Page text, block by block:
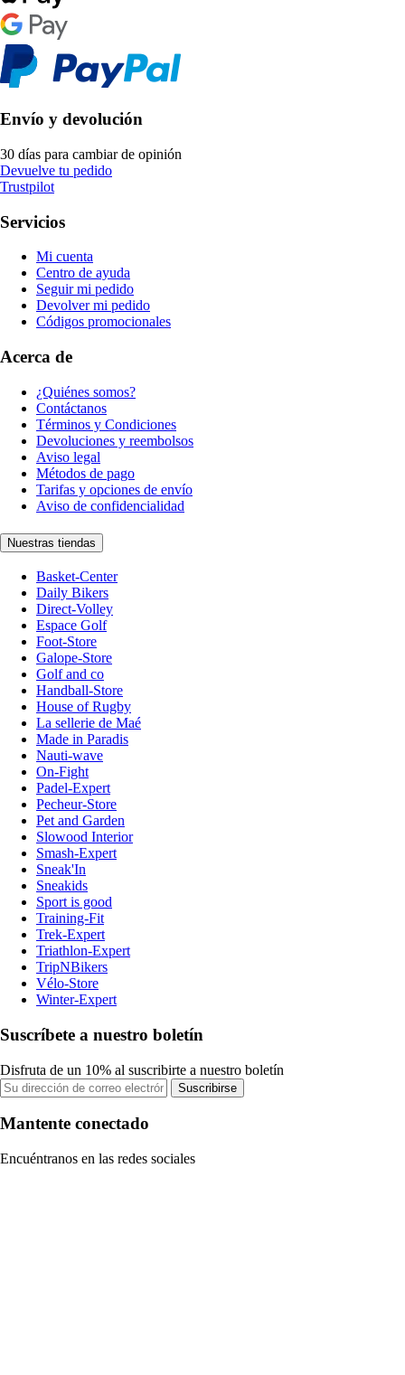
Envío y devolución
30 días para cambiar de opinión
Devuelve tu pedido
Trustpilot
Servicios
Mi cuenta
Centro de ayuda
Seguir mi pedido
Devolver mi pedido
Códigos promocionales
Acerca de
¿Quiénes somos?
Contáctanos
Términos y Condiciones
Devoluciones y reembolsos
Aviso legal
Métodos de pago
Tarifas y opciones de envío
Aviso de confidencialidad
Nuestras tiendas
Basket-Center
Daily Bikers
Direct-Volley
Espace Golf
Foot-Store
Galope-Store
Golf and co
Handball-Store
House of Rugby
La sellerie de Maé
Made in Paradis
Nauti-wave
On-Fight
Padel-Expert
Pecheur-Store
Pet and Garden
Slowood Interior
Smash-Expert
Sneak'In
Sneakids
Sport is good
Training-Fit
Trek-Expert
Triathlon-Expert
TripNBikers
Vélo-Store
Winter-Expert
Suscríbete a nuestro boletín
Disfruta de un 10% al suscribirte a nuestro boletín
Suscribirse
Mantente conectado
Encuéntranos en las redes sociales